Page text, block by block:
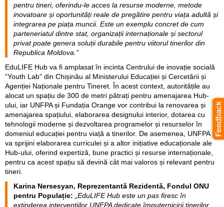
pentru tineri, oferindu-le acces la resurse moderne, metode
inovatoare și oportunități reale de pregătire pentru viața adultă și
integrarea pe piața muncii. Este un exemplu concret de cum
parteneriatul dintre stat, organizații internaționale și sectorul
privat poate genera soluții durabile pentru viitorul tinerilor din
Republica Moldova.”
EduLIFE Hub va fi amplasat în incinta Centrului de inovație socială
“Youth Lab” din Chișinău al Ministerului Educației și Cercetării și
Agenției Naționale pentru Tineret. În acest context, autoritățile au
alocat un spațiu de 300 de metri pătrați pentru amenajarea Hub-
ului, iar UNFPA și Fundația Orange vor contribui la renovarea și
amenajarea spațiului, elaborarea designului interior, dotarea cu
tehnologii moderne și dezvoltarea programelor și resurselor în
domeniul educației pentru viață a tinerilor. De asemenea, UNFPA
va sprijini elaborarea curriculei și a altor inițiative educaționale ale
Hub-ului, oferind expertiză, bune practici și resurse internaționale,
pentru ca acest spațiu să devină cât mai valoros și relevant pentru
tineri.
Karina Nersesyan, Reprezentantă Rezidentă, Fondul ONU
pentru Populație:
„EduLIFE Hub este un pas firesc în
extinderea intervențiilor UNFPA dedicate împuternicirii tinerilor